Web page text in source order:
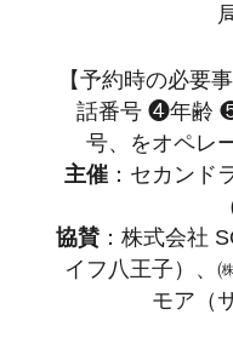
【予約時の必
話番号 ❹年齢
号、をオペレ
主催：セカンド
協賛：株式会社
イフ八王子）、
モア（